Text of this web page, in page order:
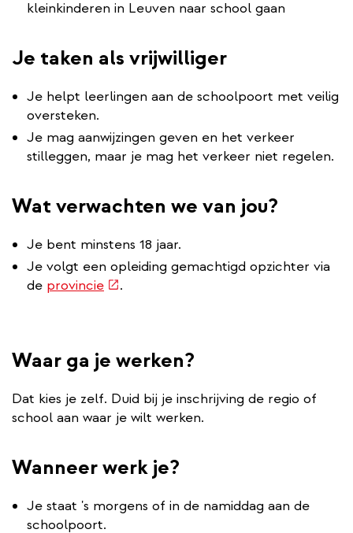
kleinkinderen in Leuven naar school gaan
Je taken als vrijwilliger
Je helpt leerlingen aan de schoolpoort met veilig
oversteken.
Je mag aanwijzingen geven en het verkeer
stilleggen, maar je mag het verkeer niet regelen.
Wat verwachten we van jou?
Je bent minstens 18 jaar.
Je volgt een opleiding gemachtigd opzichter via
de provincie(externe
.
Waar ga je werken?
Dat kies je zelf. Duid bij je inschrijving de regio of
school aan waar je wilt werken.
Wanneer werk je?
Je staat 's morgens of in de namiddag aan de
schoolpoort.